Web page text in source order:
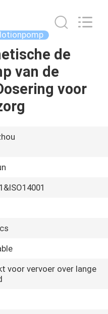
de
van de
voor
voor vervoer over lange